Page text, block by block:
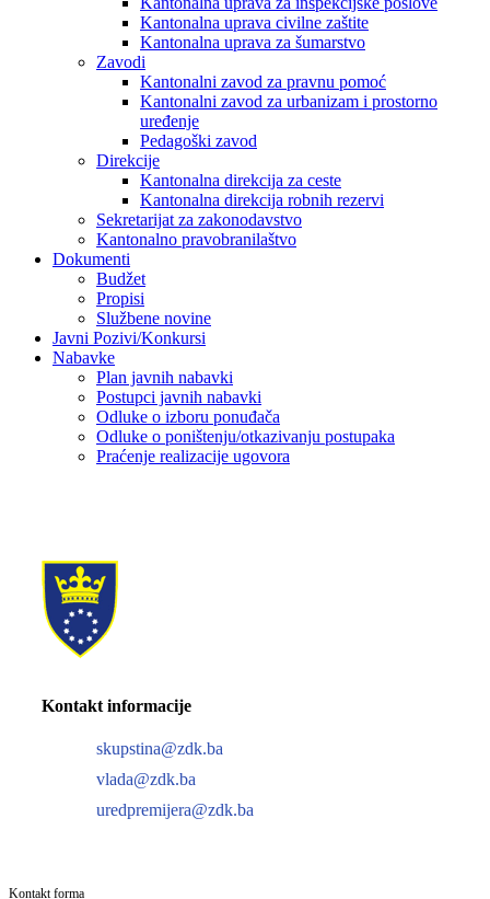
Kantonalna uprava civilne zaštite
Kantonalna uprava za šumarstvo
Zavodi
Kantonalni zavod za pravnu pomoć
Kantonalni zavod za urbanizam i prostorno
uređenje
Pedagoški zavod
Direkcije
Kantonalna direkcija za ceste
Kantonalna direkcija robnih rezervi
Sekretarijat za zakonodavstvo
Kantonalno pravobranilaštvo
Dokumenti
Budžet
Propisi
Službene novine
Javni Pozivi/Konkursi
Nabavke
Plan javnih nabavki
Postupci javnih nabavki
Odluke o izboru ponuđača
Odluke o poništenju/otkazivanju postupaka
Praćenje realizacije ugovora
Kontakt informacije
skupstina@zdk.ba
vlada@zdk.ba
uredpremijera@zdk.ba
Kontakt forma